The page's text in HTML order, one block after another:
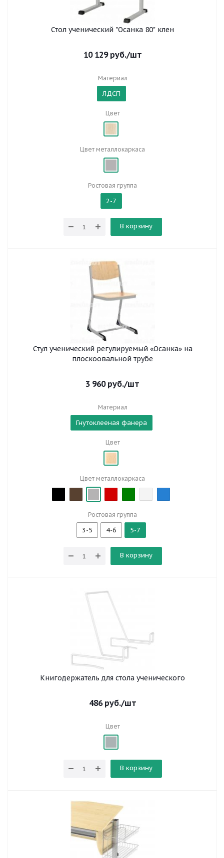
Стол ученический "Осанка 80" клен
10 129руб./шт
Материал
ЛДСП
Цвет
Цвет металлокаркаса
Ростовая группа
2-7
В корзину
Стул ученический регулируемый «Осанка» на
плоскоовальной трубе
3 960руб./шт
Материал
Гнутоклееная фанера
Цвет
Цвет металлокаркаса
Ростовая группа
3-5 4-6 5-7
В корзину
Книгодержатель для стола ученического
486руб./шт
Цвет
В корзину